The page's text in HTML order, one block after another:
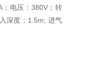
电压：380V；转
深度：1.5m; 进气